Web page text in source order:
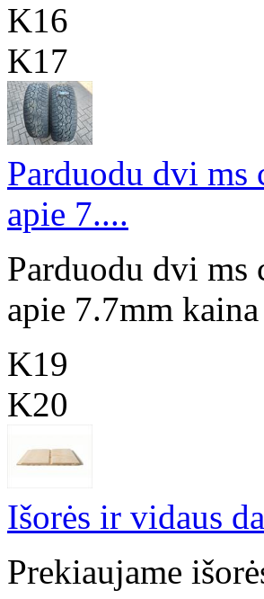
K16
K17
Parduodu dvi ms
apie 7....
Parduodu dvi ms
apie 7.7mm
K19
K20
Išorės ir vidaus
Prekiaujame